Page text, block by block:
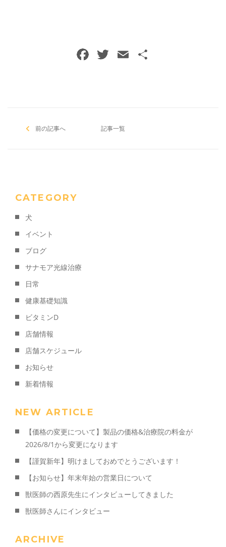
F
o
T E
前の記事へ 記事一覧
CATEGORY
犬
イベント
ブログ
サナモア光線治療
日常
健康基礎知識
ビタミンD
店舗情報
店舗スケジュール
お知らせ
新着情報
NEW ARTICLE
【価格の変更について】製品の価格&治療院の料金が
2026/8/1から変更になります
【謹賀新年】明けましておめでとうございます！
【お知らせ】年末年始の営業日について
獣医師の西原先生にインタビューしてきました
獣医師さんにインタビュー
ARCHIVE